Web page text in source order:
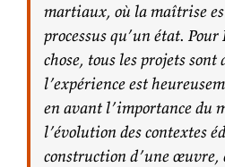
martiaux, où la maîtrise
processus qu’un état.
chose, tous les projets
l’expérience est
en avant l’importance du
l’évolution des contextes
construction d’une œuvre,